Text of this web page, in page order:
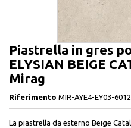
Piastrella in gres
ELYSIAN BEIGE
Mirag
Riferimento MIR-AYE4-EY03-
La piastrella da esterno Beige